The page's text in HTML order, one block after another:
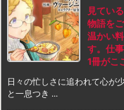
見てい
物語を
温かい
す。仕
1冊がこ
日々の忙しさに追われて心が
と一息つき ...